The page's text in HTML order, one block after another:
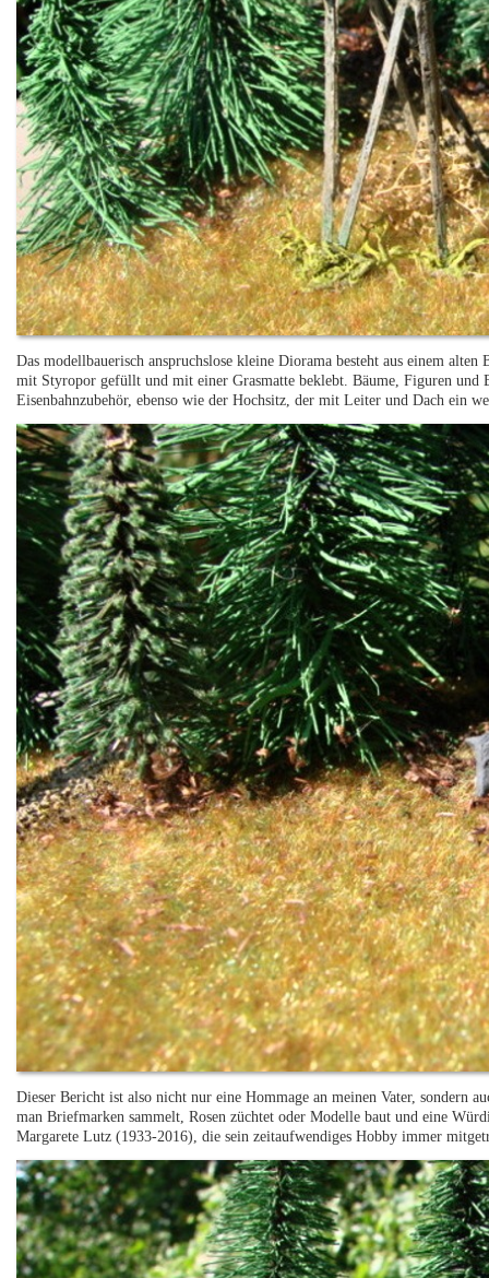
Das modellbauerisch anspruchslose kleine Diorama besteht aus einem
mit Styropor gefüllt und mit einer Grasmatte beklebt. Bäume, Figuren und
Eisenbahnzubehör, ebenso wie der Hochsitz, der mit Leiter und Dach ein
Dieser Bericht ist also nicht nur eine Hommage an meinen Vater, sondern
man Briefmarken sammelt, Rosen züchtet oder Modelle baut und eine
Margarete Lutz (1933-2016), die sein zeitaufwendiges Hobby immer